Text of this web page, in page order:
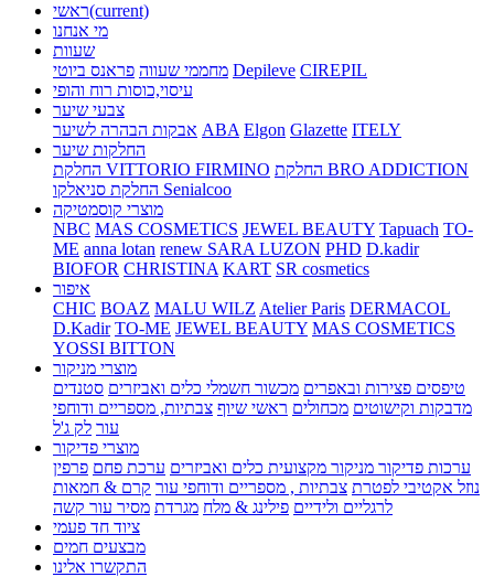
ראשי(current)
מי אנחנו
שעוות
מחממי שעווה פראנס ביוטי Depileve CIREPIL
עיסוי,כוסות רוח והופי
צבעי שיער
אבקות הבהרה לשיער ABA Elgon Glazette ITELY
החלקות שיער
החלקת VITTORIO FIRMINO
החלקת BRO ADDICTION
החלקת סניאלקו Senialcoo
מוצרי קוסמטיקה
NBC MAS COSMETICS JEWEL BEAUTY Tapuach TO-
ME anna lotan renew SARA LUZON PHD D.kadir
BIOFOR CHRISTINA KART SR cosmetics
איפור
CHIC BOAZ MALU WILZ Atelier Paris DERMACOL
D.Kadir TO-ME JEWEL BEAUTY MAS COSMETICS
YOSSI BITTON
מוצרי מניקור
טיפסים פצירות ובאפרים מכשור חשמלי כלים ואביזרים סטנדים
מדבקות וקישוטים מכחולים ראשי שיוף צבתיות, מספריים ודוחפי
עור לק ג'ל
מוצרי פדיקור
ערכות פדיקור מניקור מקצועית כלים ואביזרים ערכת פחם פרפין
נוזל אקטיבי לפטרת צבתיות , מספריים ודוחפי עור קרם & חמאות
לרגליים ולידיים פילינג & מלח מגרדת מסיר עור קשה
ציוד חד פעמי
מבצעים חמים
התקשרו אלינו